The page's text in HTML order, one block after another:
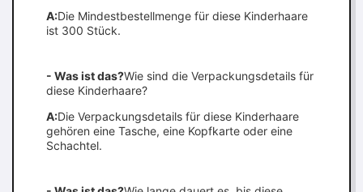
A:Die Mindestbestellmenge für diese Kinderhaare
ist 300 Stück.
- Was ist das?Wie sind die Verpackungsdetails für
diese Kinderhaare?
A:Die Verpackungsdetails für diese Kinderhaare
gehören eine Tasche, eine Kopfkarte oder eine
Schachtel.